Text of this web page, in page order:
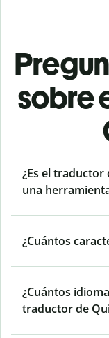
sobre
¿Es el traductor
una
¿Cuántos
¿Cuántos
traductor de